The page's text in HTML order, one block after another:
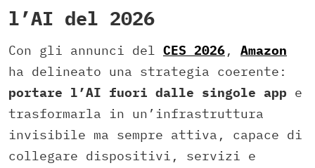
l’AI del 2026
Con gli annunci del CES 2026, Amazon
ha delineato una strategia coerente:
portare l’AI fuori dalle singole app e
trasformarla in un’infrastruttura
invisibile ma sempre attiva, capace di
collegare dispositivi, servizi e